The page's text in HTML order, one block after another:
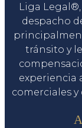
Liga
despacho
tránsito y
experiencia
comerciales y